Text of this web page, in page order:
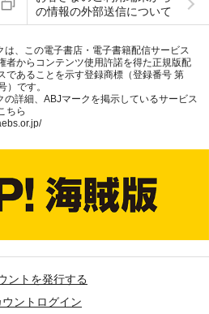
の情報の外部送信について
は、この電子書店・電子書籍配信サービス
者からコンテンツ使用許諾を得た正規版配
であることを示す登録商標（登録番号 第
）です。
の詳細、ABJマークを掲示しているサービス
ちら
ントを発行する
ントログイン